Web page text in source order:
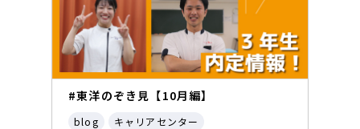
#東洋のぞき見【10月編】
blog
キャリアセンター